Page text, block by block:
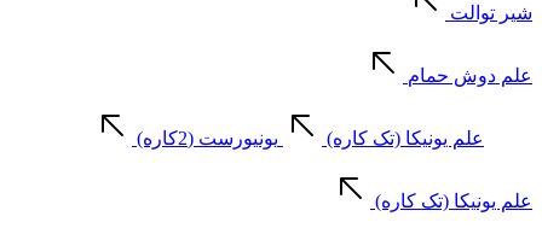
شیر توالت
علم دوش حمام
علم یونیکا (تک کاره) یونیورست (2کاره)
علم یونیکا (تک کاره)